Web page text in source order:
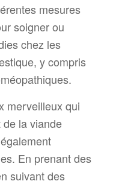
mesures
soigner ou
chez les
y compris
merveilleux qui
la viande
En prenant des
suivant des